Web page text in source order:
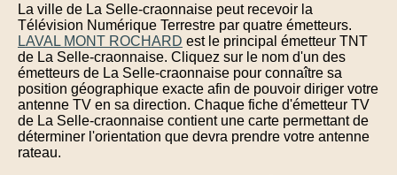
La ville de La Selle-craonnaise peut recevoir la
Télévision Numérique Terrestre par quatre émetteurs.
LAVAL MONT ROCHARD est le principal émetteur TNT
de La Selle-craonnaise. Cliquez sur le nom d'un des
émetteurs de La Selle-craonnaise pour connaître sa
position géographique exacte afin de pouvoir diriger votre
antenne TV en sa direction. Chaque fiche d'émetteur TV
de La Selle-craonnaise contient une carte permettant de
déterminer l'orientation que devra prendre votre antenne
rateau.